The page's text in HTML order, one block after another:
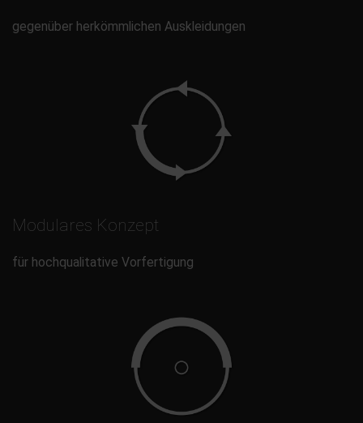
gegenüber herkömmlichen Auskleidungen
Modulares Konzept
für hochqualitative Vorfertigung